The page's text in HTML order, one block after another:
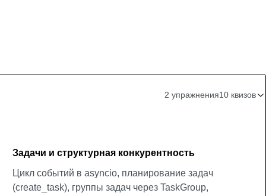
2 упражнения10 квизов
Задачи и структурная конкурентность
Цикл событий в asyncio, планирование задач
(create_task), группы задач через TaskGroup,